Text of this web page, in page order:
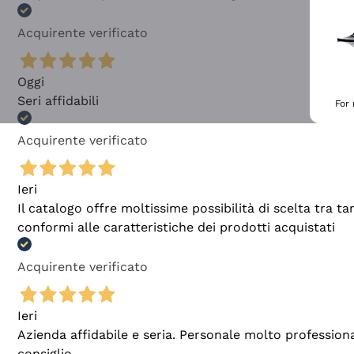
Acquirente verificato
Oggi
Seri affidabili
Acquirente verificato
Ieri
Il catalogo offre moltissime possibilità di scelta tra
conformi alle caratteristiche dei prodotti acquistati
Acquirente verificato
Ieri
Azienda affidabile e seria. Personale molto
For